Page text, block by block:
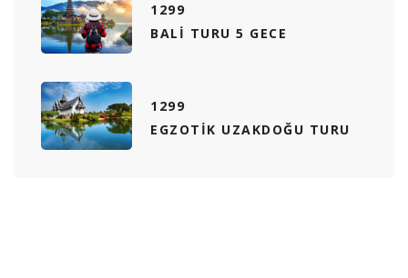
1299
BALI TURU 5 GECE
1299
EGZOTIK UZAKDOĞU TURU